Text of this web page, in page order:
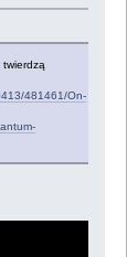
481461/On-